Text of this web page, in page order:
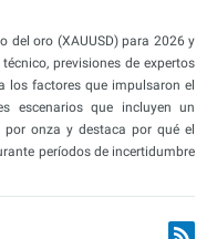
del oro (XAUUSD) para 2026 y
previsiones de expertos
los factores que impulsaron el
escenarios que incluyen un
onza y destaca por qué el
períodos de incertidumbre